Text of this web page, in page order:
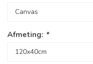
Afmeting: *